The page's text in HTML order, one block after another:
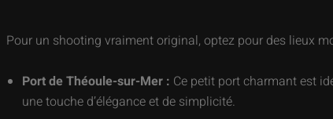
Pour un shooting vraiment original, optez pour des lieux
Port de Théoule-sur-Mer : Ce petit port charmant est
une touche d’élégance et de simplicité.